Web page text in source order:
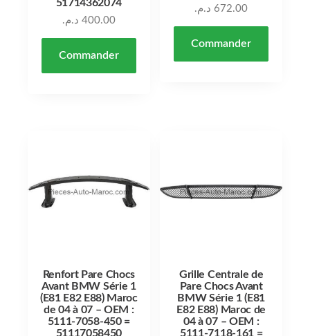
51714362074
400.00 د.م.
Commander
672.00 د.م.
Commander
Renfort Pare Chocs
Avant BMW Série 1
(E81 E82 E88) Maroc
de 04 à 07 – OEM :
5111-7058-450 =
51117058450
Grille Centrale de
Pare Chocs Avant
BMW Série 1 (E81
E82 E88) Maroc de
04 à 07 – OEM :
5111-7118-161 =